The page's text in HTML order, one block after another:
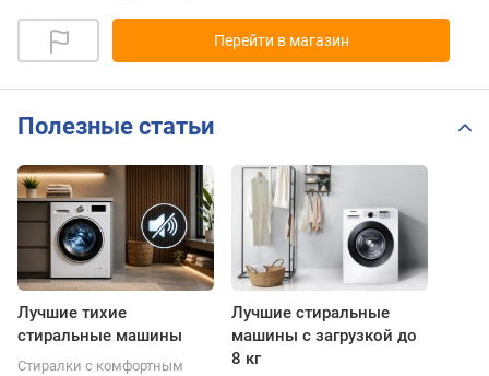
Перейти в магазин
Полезные статьи
Лучшие тихие
стиральные машины
Стиралки с комфортным
Лучшие стиральные
машины с загрузкой до
8 кг